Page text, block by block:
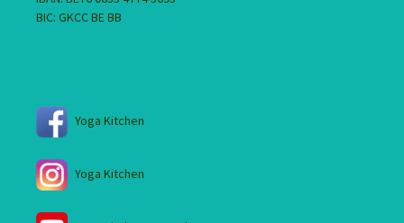
BIC: GKCC BE BB
Yoga Kitchen
Yoga Kitchen